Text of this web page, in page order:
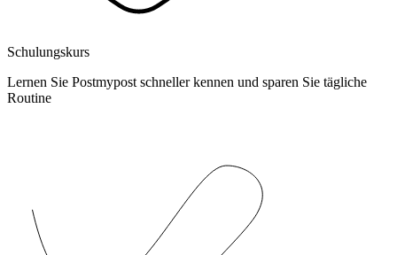
Schulungskurs
Lernen Sie Postmypost schneller kennen und sparen Sie tägliche
Routine